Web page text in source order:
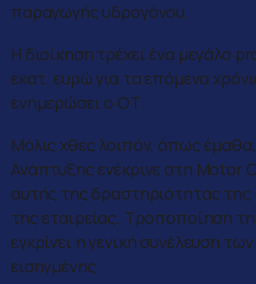
παραγωγής υδρογόνου.
Η διοίκηση τρέχει ένα μεγάλο
εκατ. ευρώ για τα επόμενα
ενημερώσει ο ΟΤ.
Μόλις χθες λοιπόν, όπως
Ανάπτυξης ενέκρινε στη Motor
αυτής της δραστηριότητας
της εταιρείας. Τροποποίηση
εγκρίνει η γενική συνέλευση
εισηγμένης.